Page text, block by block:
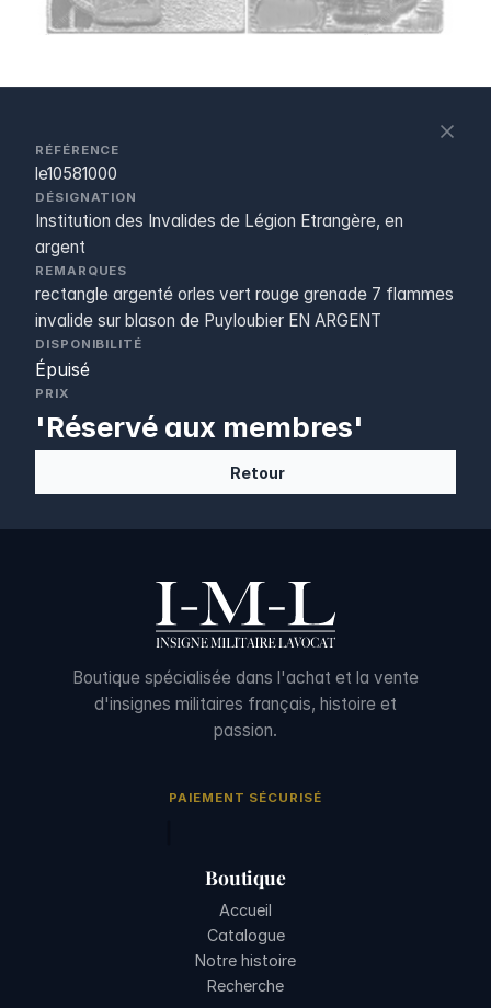
RÉFÉRENCE
le10581000
DÉSIGNATION
Institution des Invalides de Légion Etrangère, en
argent
REMARQUES
rectangle argenté orles vert rouge grenade 7 flammes
invalide sur blason de Puyloubier EN ARGENT
DISPONIBILITÉ
Épuisé
PRIX
'Réservé aux membres'
Retour
Boutique spécialisée dans l'achat et la vente
d'insignes militaires français, histoire et
passion.
PAIEMENT SÉCURISÉ
Boutique
Accueil
Catalogue
Notre histoire
Recherche